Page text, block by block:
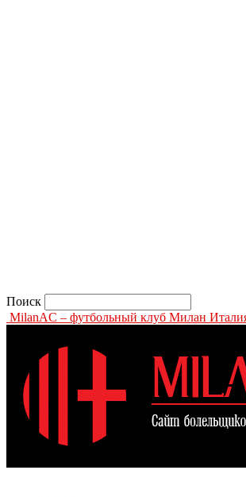
Поиск
MilanAC – футбольный клуб Милан